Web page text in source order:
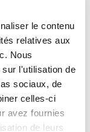
le contenu
relatives aux
Nous
l'utilisation de
sociaux, de
celles-ci
avez fournies
de leurs
07:00 - 18:00